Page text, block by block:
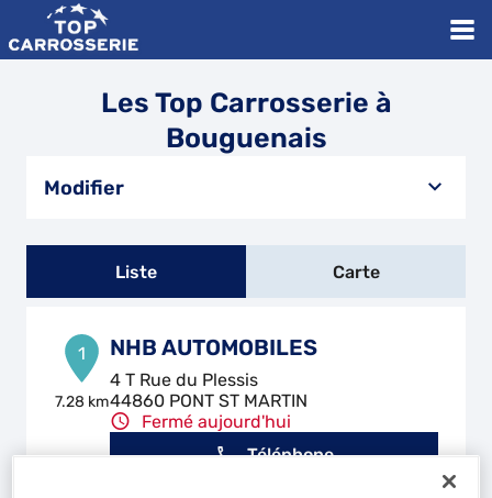
Les Top Carrosserie à
Bouguenais
Modifier
Liste Carte
1
7.28 km
NHB AUTOMOBILES
4 T Rue du Plessis
44860 PONT ST MARTIN
Fermé aujourd'hui
Téléphone